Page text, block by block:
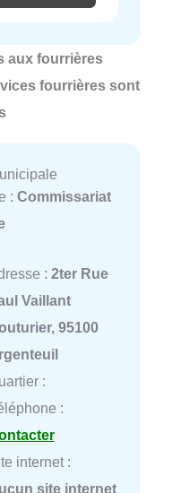
aux fourrières
fourrières sont
: Commissariat
: 2ter Rue
Vaillant
95100
:
:
internet :
site internet